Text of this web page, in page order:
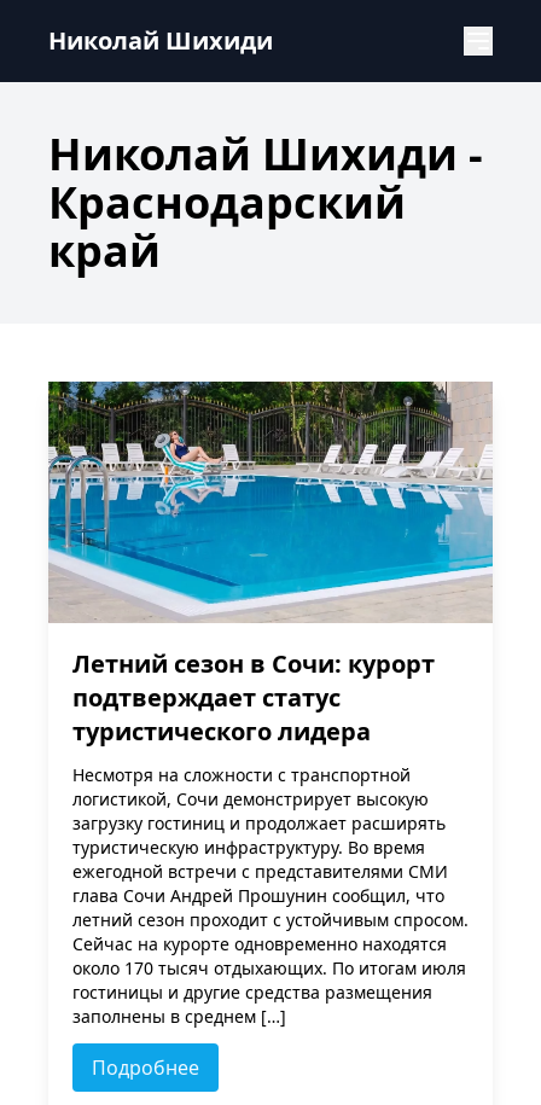
Николай Шихиди
Николай Шихиди -
Краснодарский
край
Летний сезон в Сочи: курорт
подтверждает статус
туристического лидера
Несмотря на сложности с транспортной
логистикой, Сочи демонстрирует высокую
загрузку гостиниц и продолжает расширять
туристическую инфраструктуру. Во время
ежегодной встречи с представителями СМИ
глава Сочи Андрей Прошунин сообщил, что
летний сезон проходит с устойчивым спросом.
Сейчас на курорте одновременно находятся
около 170 тысяч отдыхающих. По итогам июля
гостиницы и другие средства размещения
заполнены в среднем […]
Подробнее